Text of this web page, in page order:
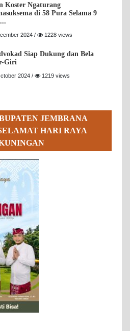
Koster Ngaturang
di 58 Pura Selama 9
2024 / 1228 views
Siap Dukung dan Bela
Giri
2024 / 1219 views
JEMBRANA
HARI RAYA